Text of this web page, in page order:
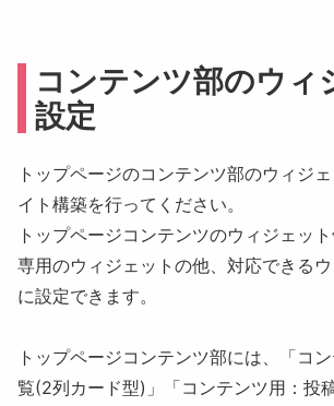
コンテンツ部のウィ
設定
トップページのコンテンツ部のウィジ
イト構築を行ってください。
トップページコンテンツのウィジェッ
専用のウィジェットの他、対応できる
に設定できます。
トップページコンテンツ部には、「コ
覧(2列カード型) 」「コンテンツ用：投